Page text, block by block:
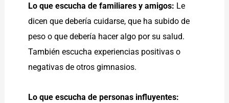
Lo que escucha de familiares y amigos: Le
dicen que debería cuidarse, que ha subido de
peso o que debería hacer algo por su salud.
También escucha experiencias positivas o
negativas de otros gimnasios.
Lo que escucha de personas influyentes: